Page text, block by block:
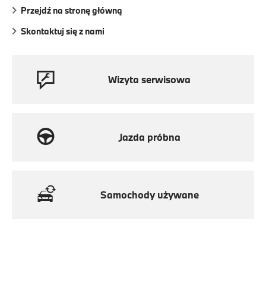
Przejdź na stronę główną
Skontaktuj się z nami
Wizyta serwisowa
Jazda próbna
Samochody używane